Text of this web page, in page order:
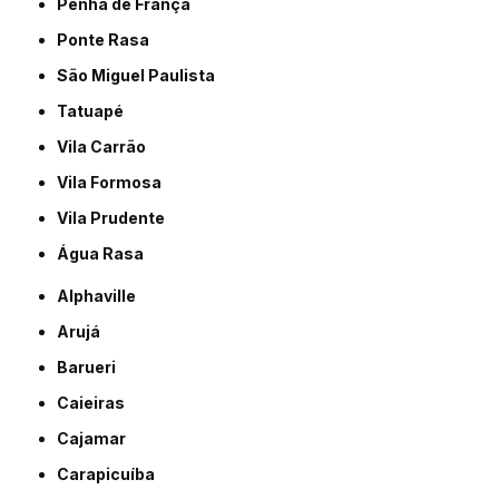
Ponte Rasa
São Miguel Paulista
Tatuapé
Vila Carrão
Vila Formosa
Vila Prudente
Água Rasa
Alphaville
Arujá
Barueri
Caieiras
Cajamar
Carapicuíba